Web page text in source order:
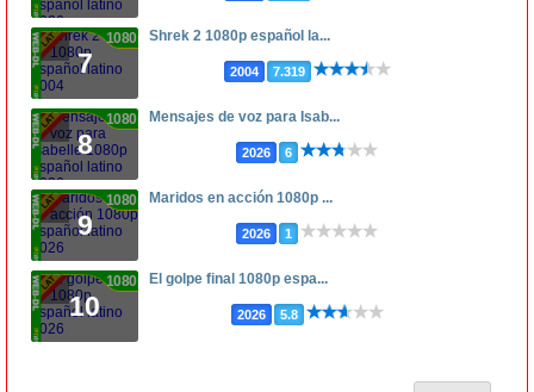
7
1080p Shrek 2 1080p español la...
2004 7.319
8
1080p Mensajes de voz para Isab...
2026 6
9
1080p Maridos en acción 1080p ...
2026 1
10
1080p El golpe final 1080p espa...
2026 5.8